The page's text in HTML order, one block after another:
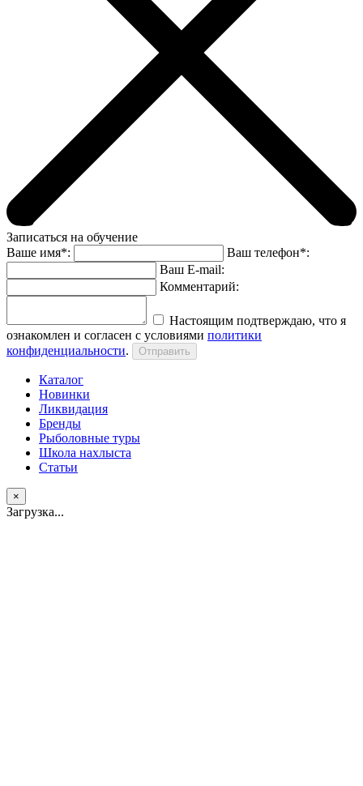
Записаться на обучение
Ваше имя*:
Ваш телефон*:
Ваш E-mail:
Комментарий:
Настоящим подтверждаю, что я
ознакомлен и согласен с условиями политики
конфиденциальности.
Каталог
Новинки
Ликвидация
Бренды
Рыболовные туры
Школа нахлыста
Статьи
×
Загрузка...